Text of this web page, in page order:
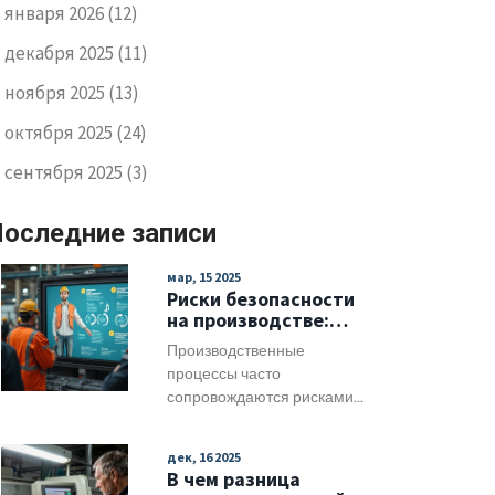
января 2026(12)
декабря 2025 (11)
ноября 2025 (13)
октября 2025 (24)
сентября 2025 (3)
записи
мар, 15 2025
Риски безопасности
на производстве:
как их избежать
Производственные
процессы часто
сопровождаются рисками,
об основных угрозах и
применяя превентивные
дек, 16 2025
В чем разница